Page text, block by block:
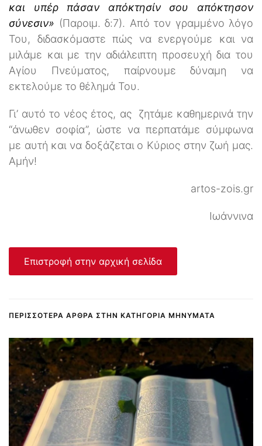
και υπέρ πάσαν απόκτησίν σου απόκτησον
σύνεσιν» (Παροιμ. δ:7). Από τον γραμμένο λόγο
Του, διδασκόμαστε πώς να ενεργούμε και να
μιλάμε και με την αδιάλειπτη προσευχή δια του
Αγίου Πνεύματος, παίρνουμε δύναμη να
εκτελούμε το θέλημά Του.
Γι’ αυτό το νέος έτος, ας ζητάμε καθημερινά την
‘‘άνωθεν σοφία’’, ώστε να περπατάμε σύμφωνα
με αυτή και να δοξάζεται ο Κύριος στην ζωή μας.
Αμήν!
artos-zois.gr
Ιωάννινα
Επιστροφή στην αρχική σελίδα
ΠΕΡΙΣΣΌΤΕΡΑ ΆΡΘΡΑ ΣΤΗΝ ΚΑΤΗΓΟΡΊΑ ΜΗΝΎΜΑΤΑ